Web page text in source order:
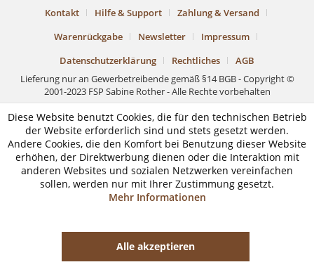
Kontakt Hilfe & Support
Zahlung & Versand
Warenrückgabe
Newsletter
Impressum
Datenschutzerklärung
Rechtliches
AGB
Lieferung nur an Gewerbetreibende gemäß §14 BGB - Copyright ©
2001-2023 FSP Sabine Rother - Alle Rechte vorbehalten
Diese Website benutzt Cookies, die für den technischen Betrieb
der Website erforderlich sind und stets gesetzt werden.
Andere Cookies, die den Komfort bei Benutzung dieser Website
erhöhen, der Direktwerbung dienen oder die Interaktion mit
anderen Websites und sozialen Netzwerken vereinfachen
sollen, werden nur mit Ihrer Zustimmung gesetzt.
Mehr Informationen
Alle akzeptieren